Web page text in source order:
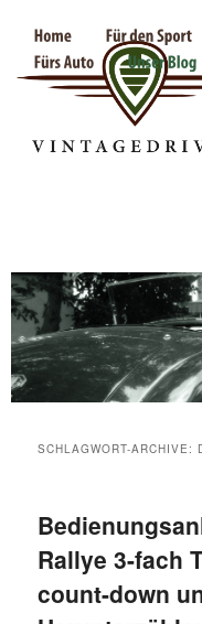
SCHLAGWORT-ARCHIVE:
Rallye 3-fach
count-down